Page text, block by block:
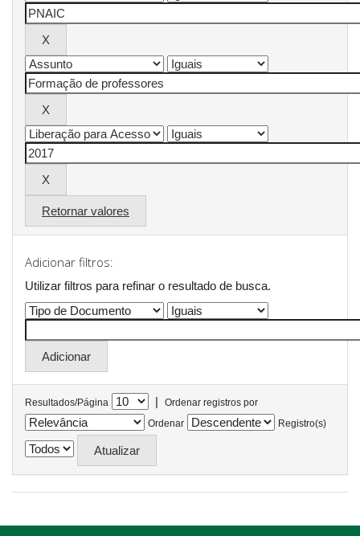
Retornar valores
Adicionar filtros:
Utilizar filtros para refinar o resultado de busca.
Resultados/Página |
Ordenar registros por
Ordenar
Registro(s)